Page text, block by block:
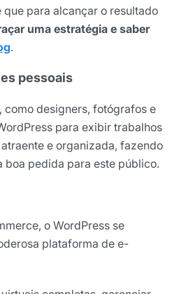
que para alcançar o resultado
uma estratégia e saber
.
pessoais
como designers, fotógrafos e
para exibir trabalhos
e organizada, fazendo
boa pedida para este público.
o WordPress se
plataforma de e-